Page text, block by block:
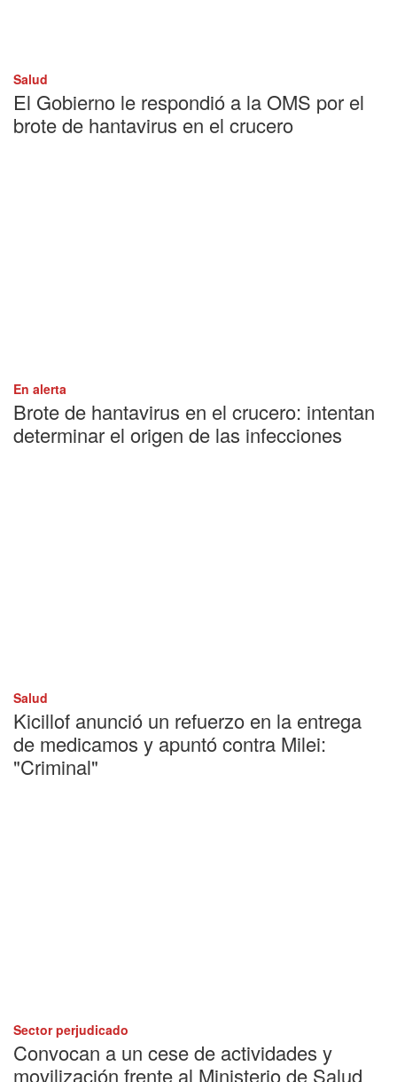
Salud
El Gobierno le respondió a la OMS por el
brote de hantavirus en el crucero
En alerta
Brote de hantavirus en el crucero: intentan
determinar el origen de las infecciones
Salud
Kicillof anunció un refuerzo en la entrega
de medicamos y apuntó contra Milei:
"Criminal"
Sector perjudicado
Convocan a un cese de actividades y
movilización frente al Ministerio de Salud